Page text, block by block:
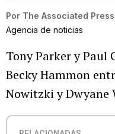
Por The Associated Press
Agencia de noticias
Tony Parker y Paul
Becky Hammon
Nowitzki y Dwyane